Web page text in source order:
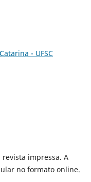
- UFSC
revista impressa. A
no formato online.